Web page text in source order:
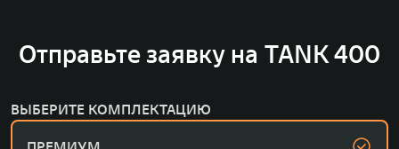
Отправьте заявку на TANK 400
ВЫБЕРИТЕ КОМПЛЕКТАЦИЮ